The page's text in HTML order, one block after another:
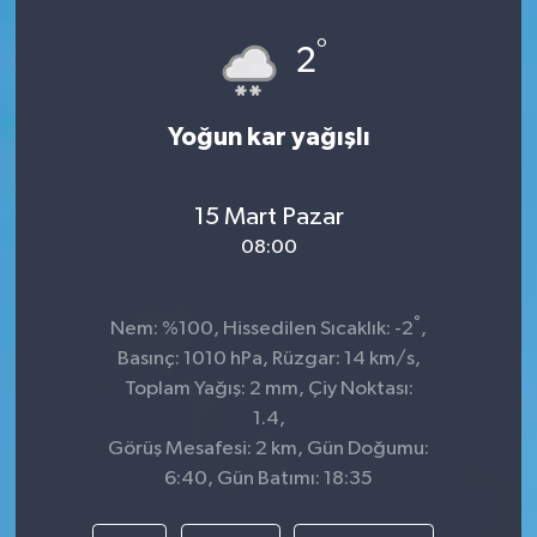
2°
Yoğun kar yağışlı
15 Mart Pazar
08:00
Nem: %100, Hissedilen Sıcaklık: -2° ,
Basınç: 1010 hPa, Rüzgar: 14 km/s,
Toplam Yağış: 2 mm, Çiy Noktası:
1.4,
Görüş Mesafesi: 2 km, Gün Doğumu:
6:40, Gün Batımı: 18:35